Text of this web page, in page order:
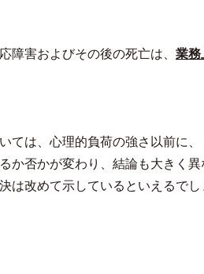
障害およびその後の死亡は、 業務
ては、心理的負荷の強さ以前に
か否かが変わり、結論も大きく
改めて示しているといえるでし